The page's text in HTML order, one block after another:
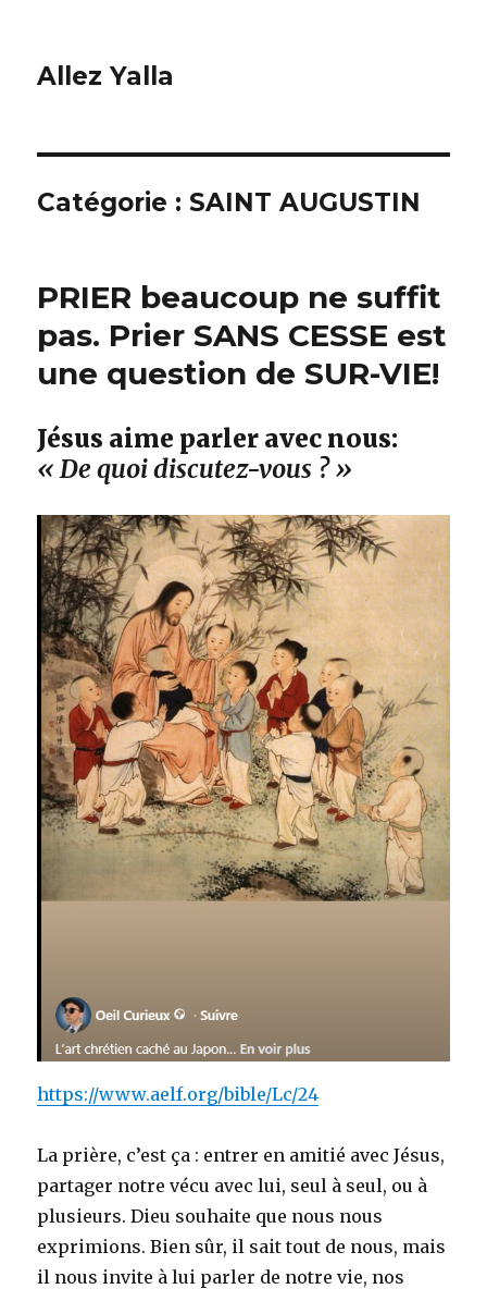
Allez Yalla
Catégorie : SAINT AUGUSTIN
PRIER beaucoup ne suffit
pas. Prier SANS CESSE est
une question de SUR-VIE!
Jésus aime parler avec nous:
« De quoi discutez-vous ? »
https://www.aelf.org/bible/Lc/24
La prière, c’est ça : entrer en amitié avec Jésus,
partager notre vécu avec lui, seul à seul, ou à
plusieurs. Dieu souhaite que nous nous
exprimions. Bien sûr, il sait tout de nous, mais
il nous invite à lui parler de notre vie, nos